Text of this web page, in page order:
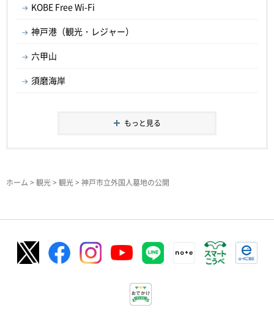
KOBE Free Wi-Fi
神戸港（観光・レジャー）
六甲山
須磨海岸
もっと見る
ホーム > 観光> 観光> 神戸市立外国人墓地の公開